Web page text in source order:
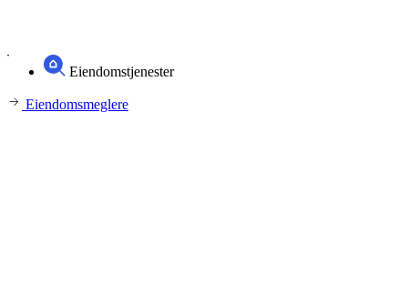
Eiendomstjenester
Eiendomsmeglere